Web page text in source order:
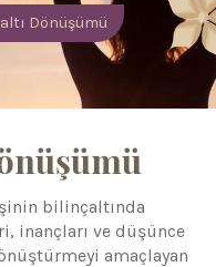
Dönüşümü
bilinçaltında
inançları ve düşünce
amaçlayan